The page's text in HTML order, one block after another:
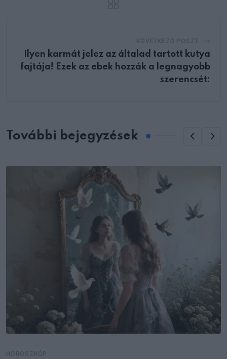
Ilyen karmát jelez az általad tartott kutya
fajtája! Ezek az ebek hozzák a legnagyobb
szerencsét:
További bejegyzések